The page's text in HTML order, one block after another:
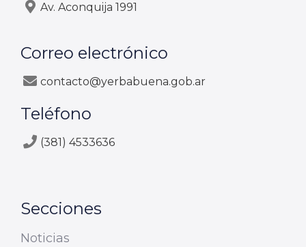
Av. Aconquija 1991
Correo electrónico
contacto@yerbabuena.gob.ar
Teléfono
(381) 4533636
Secciones
Noticias